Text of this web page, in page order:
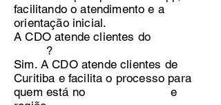
facilitando o atendimento e a
orientação inicial.
A CDO atende clientes do
?
Sim. A CDO atende clientes de
Curitiba e facilita o processo para
quem está no e